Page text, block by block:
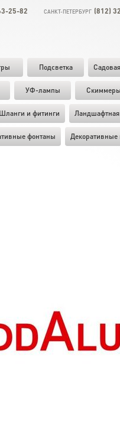
25-82 САНКТ-ПЕТЕРБУРГ (812)
Подсветка
УФ-лампы Скиммеры
Шланги и фитинги Ландшафтная
фонтаны Декоративные